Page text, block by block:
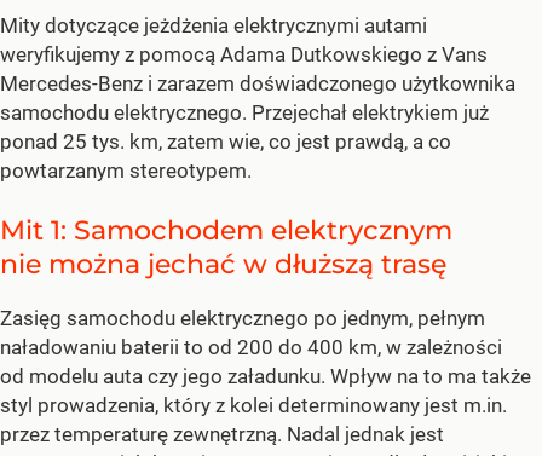
Mity dotyczące jeżdżenia elektrycznymi autami
weryfikujemy z pomocą Adama Dutkowskiego z Vans
Mercedes-Benz i zarazem doświadczonego użytkownika
samochodu elektrycznego. Przejechał elektrykiem już
ponad 25 tys. km, zatem wie, co jest prawdą, a co
powtarzanym stereotypem.
Mit 1: Samochodem elektrycznym
nie można jechać w dłuższą trasę
Zasięg samochodu elektrycznego po jednym, pełnym
naładowaniu baterii to od 200 do 400 km, w zależności
od modelu auta czy jego załadunku. Wpływ na to ma także
styl prowadzenia, który z kolei determinowany jest m.in.
przez temperaturę zewnętrzną. Nadal jednak jest